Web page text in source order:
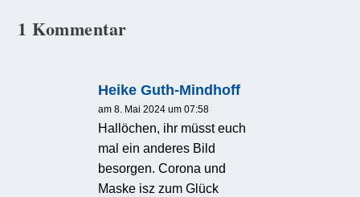
1 Kommentar
Heike Guth-Mindhoff
am 8. Mai 2024 um 07:58
Hallöchen, ihr müsst euch
mal ein anderes Bild
besorgen. Corona und
Maske isz zum Glück